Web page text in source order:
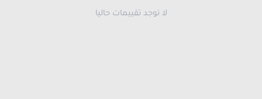
لا توجد تقييمات حاليا